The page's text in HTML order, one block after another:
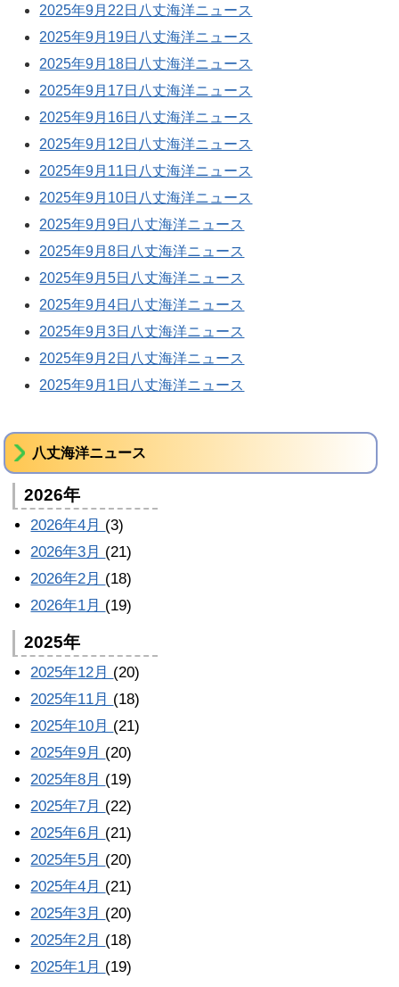
2025年9月22日八丈海洋ニュース
2025年9月19日八丈海洋ニュース
2025年9月18日八丈海洋ニュース
2025年9月17日八丈海洋ニュース
2025年9月16日八丈海洋ニュース
2025年9月12日八丈海洋ニュース
2025年9月11日八丈海洋ニュース
2025年9月10日八丈海洋ニュース
2025年9月9日八丈海洋ニュース
2025年9月8日八丈海洋ニュース
2025年9月5日八丈海洋ニュース
2025年9月4日八丈海洋ニュース
2025年9月3日八丈海洋ニュース
2025年9月2日八丈海洋ニュース
2025年9月1日八丈海洋ニュース
八丈海洋ニュース
2026年
2026年4月 (3)
2026年3月 (21)
2026年2月 (18)
2026年1月 (19)
2025年
2025年12月 (20)
2025年11月 (18)
2025年10月 (21)
2025年9月 (20)
2025年8月 (19)
2025年7月 (22)
2025年6月 (21)
2025年5月 (20)
2025年4月 (21)
2025年3月 (20)
2025年2月 (18)
2025年1月 (19)